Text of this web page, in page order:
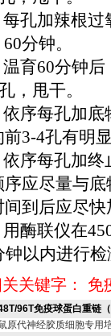
加辣根过氧
分钟。
60分钟后，
，甩干。
每孔加底物
前3-4孔有明
每孔加终止
序应尽量与
间到后应尽
联仪在
钟以内进行
关键字： 免
96T免疫球蛋白重链
原代神经胶质细胞专用